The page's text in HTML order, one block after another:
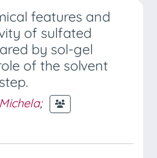
features and
of sulfated
by sol-gel
of the solvent
;